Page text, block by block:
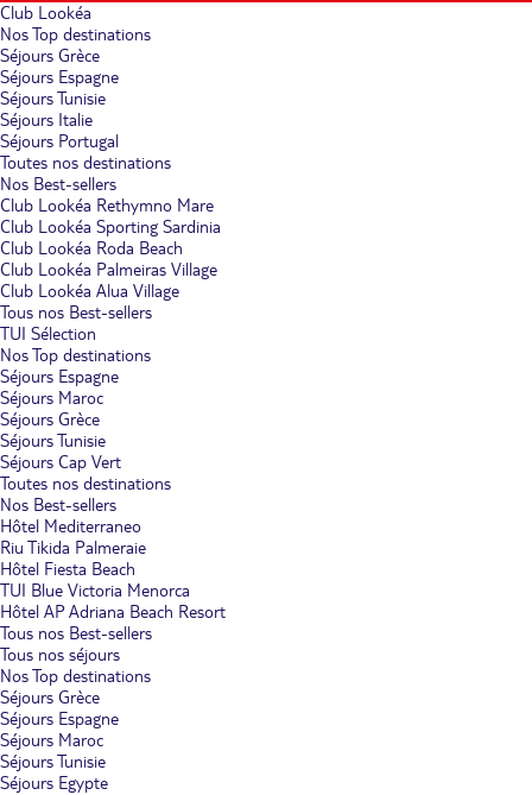
Club Lookéa
Nos Top destinations
Séjours Grèce
Séjours Espagne
Séjours Tunisie
Séjours Italie
Séjours Portugal
Toutes nos destinations
Nos Best-sellers
Club Lookéa Rethymno Mare
Club Lookéa Sporting Sardinia
Club Lookéa Roda Beach
Club Lookéa Palmeiras Village
Club Lookéa Alua Village
Tous nos Best-sellers
TUI Sélection
Nos Top destinations
Séjours Espagne
Séjours Maroc
Séjours Grèce
Séjours Tunisie
Séjours Cap Vert
Toutes nos destinations
Nos Best-sellers
Hôtel Mediterraneo
Riu Tikida Palmeraie
Hôtel Fiesta Beach
TUI Blue Victoria Menorca
Hôtel AP Adriana Beach Resort
Tous nos Best-sellers
Tous nos séjours
Nos Top destinations
Séjours Grèce
Séjours Espagne
Séjours Maroc
Séjours Tunisie
Séjours Egypte